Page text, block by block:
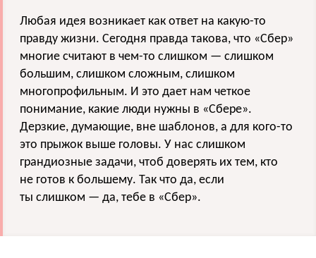
Любая идея возникает как ответ на какую-то
правду жизни. Сегодня правда такова, что «Сбер»
многие считают в чем-то слишком — слишком
большим, слишком сложным, слишком
многопрофильным. И это дает нам четкое
понимание, какие люди нужны в «Сбере».
Дерзкие, думающие, вне шаблонов, а для кого-то
это прыжок выше головы. У нас слишком
грандиозные задачи, чтоб доверять их тем, кто
не готов к большему. Так что да, если
ты слишком — да, тебе в «Сбер».